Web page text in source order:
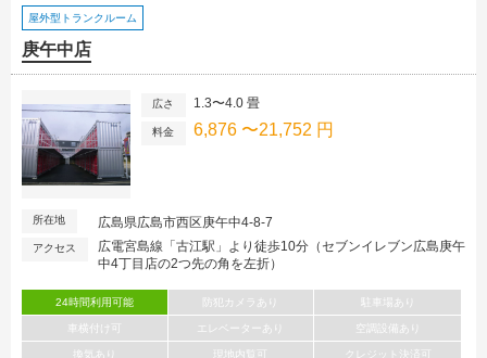
屋外型トランクルーム
庚午中店
広さ 1.3〜4.0 畳
料金 6,876 〜21,752 円
所在地 広島県広島市西区庚午中4-8-7
アクセス
広電宮島線「古江駅」より徒歩10分（セブンイレブン広島庚午
中4丁目店の2つ先の角を左折）
24時間利用可能 防犯カメラあり 駐車場あり
車横付け可 エレベーターあり 空調設備あり
換気あり 現地内覧可 クレジット決済可